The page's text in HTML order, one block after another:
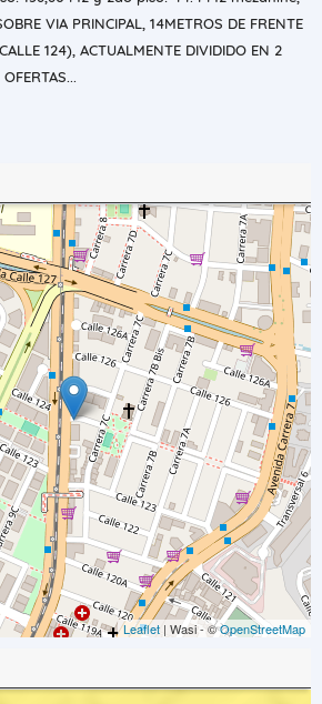
VIA PRINCIPAL, 14METROS DE FRENTE
124), ACTUALMENTE DIVIDIDO EN 2
Leaflet | Wasi - ©OpenStreetMap